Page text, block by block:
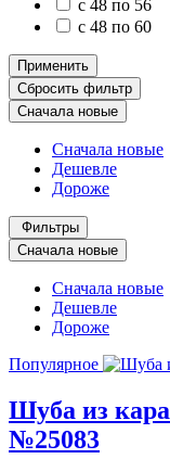
с 48 по 56
с 48 по 60
Применить
Сбросить фильтр
Сначала новые
Сначала новые
Дешевле
Дороже
Фильтры
Сначала новые
Сначала новые
Дешевле
Дороже
Популярное
Шуба из
№25083